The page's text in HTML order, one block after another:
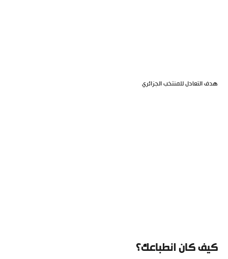
هدف التعادل للمنتخب الجزائري
كيف كان انطباعك؟